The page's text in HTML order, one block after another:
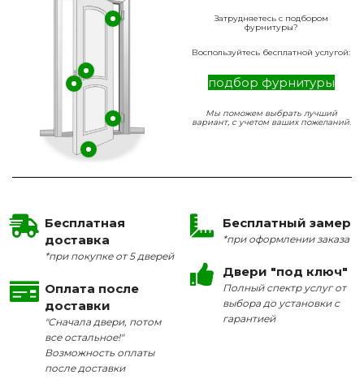
Затрудняетесь с подбором
фурнитуры?
Воспользуйтесь бесплатной услугой:
подбор фурнитуры
Мы поможем выбрать лучший
вариант, с учетом ваших пожеланий.
Бесплатная
доставка
*при покупке от 5 дверей
Оплата после
доставки
"Сначала двери, потом
все остальное!"
Возможность оплаты
после доставки
Бесплатный замер
*при оформлении заказа
Двери "под ключ"
Полный спектр услуг от
выбора до установки с
гарантией